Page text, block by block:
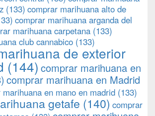
(133) comprar marihuana alto de
comprar marihuana arganda del
marihuana carpetana (133)
club cannabico (133)
de exterior
(144) comprar marihuana en
comprar marihuana en Madrid
marihuana en mano en madrid (133)
getafe (140) comprar